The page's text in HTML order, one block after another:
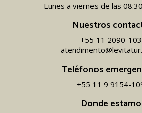
Donde
Lunes a viernes de las
Nuestros
+55 11 2090-
Teléfonos
+55 11 9 9154-